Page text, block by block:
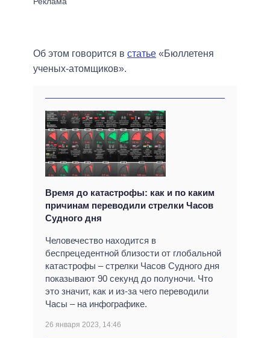
Об этом говорится в статье «Бюллетеня
ученых-атомщиков».
Время до катастрофы: как и по каким
причинам переводили стрелки Часов
Судного дня
Человечество находится в
беспрецедентной близости от глобальной
катастрофы – стрелки Часов Судного дня
показывают 90 секунд до полуночи. Что
это значит, как и из-за чего переводили
Часы – на инфографике.
26 января 2023, 14:46